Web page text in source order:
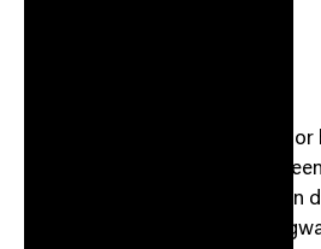
Linqo Benelux is dé partner
wagen- en machinepark naar
tillen. Gevestigd in het hart van
bij Dotslash, levert Linqo